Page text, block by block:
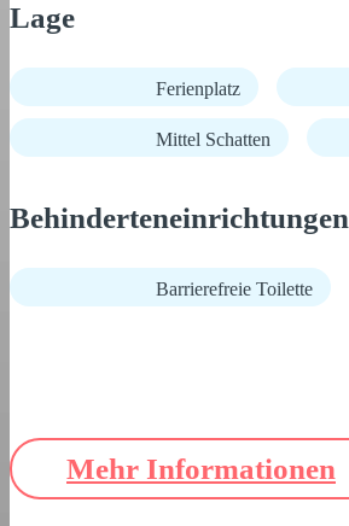
Lage
Ferienplatz
Mittel Schatten
Behinderteneinrichtungen
Barrierefreie Toilette
Mehr Informationen